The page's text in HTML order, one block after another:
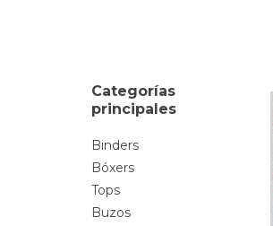
Categorías
principales
Binders
Bóxers
Tops
Buzos